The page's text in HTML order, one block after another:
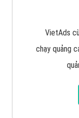
VietAds
chạy quảng